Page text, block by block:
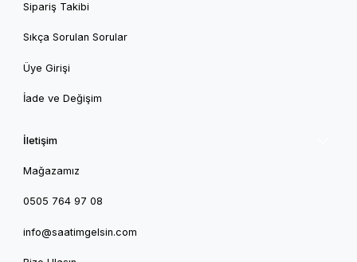
Sipariş Takibi
Sıkça Sorulan Sorular
Üye Girişi
İade ve Değişim
İletişim
Mağazamız
0505 764 97 08
info@saatimgelsin.com